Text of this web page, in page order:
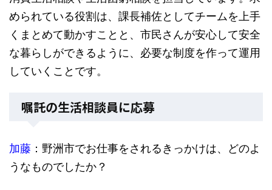
められている役割は、課長補佐としてチームを上手
くまとめて動かすことと、市民さんが安心して安全
な暮らしができるように、必要な制度を作って運用
していくことです。
嘱託の生活相談員に応募
加藤 ：野洲市でお仕事をされるきっかけは、どのよ
うなものでしたか？